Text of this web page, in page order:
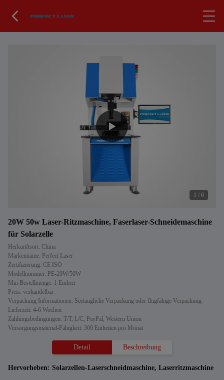
1 / 6
20W 50w Laser-Ritzmaschine, Faserlaser-Schneidemaschine
für Solarzelle
Herkunftsort: China
Markenname: Perfect Laser
Zertifizierung: CE ISO
Modellnummer: PE-20W/50W
Min Bestellmenge: 1 Einheit
Preis: verhandelbar
Verpackung Informationen: Seetaugliche Verpackung oder flugfähige Verpackung
Lieferzeit: 4-6 Wochen
Zahlungsbedingungen: T/T, L/C, PayPal, Western Union
Versorgungsmaterial-Fähigkeit: 300 Einheiten pro Monat
Detail Beschreibung
Hervorheben: Solarzellen-Laserschneidmaschine, Laserritzmaschine